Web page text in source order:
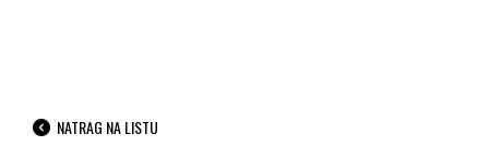
NATRAG NA LISTU